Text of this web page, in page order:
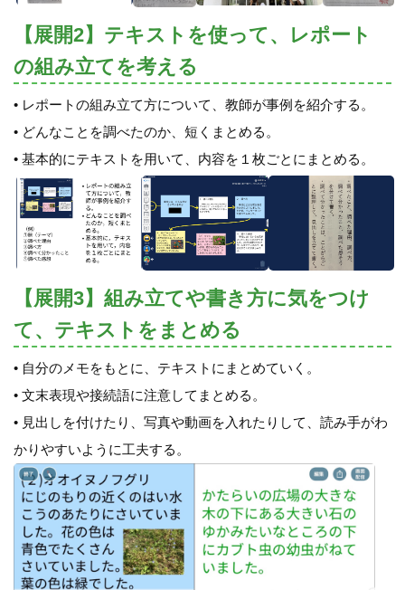
【展開2】テキストを使って、レポート
の組み立てを考える
• レポートの組み立て方について、教師が事例を紹介する。
• どんなことを調べたのか、短くまとめる。
• 基本的にテキストを用いて、内容を１枚ごとにまとめる。
【展開3】組み立てや書き方に気をつけ
て、テキストをまとめる
• 自分のメモをもとに、テキストにまとめていく。
• 文末表現や接続語に注意してまとめる。
• 見出しを付けたり、写真や動画を入れたりして、読み手がわ
かりやすいように工夫する。